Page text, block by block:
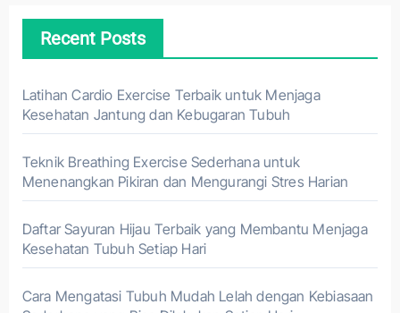
Recent Posts
Latihan Cardio Exercise Terbaik untuk Menjaga
Kesehatan Jantung dan Kebugaran Tubuh
Teknik Breathing Exercise Sederhana untuk
Menenangkan Pikiran dan Mengurangi Stres Harian
Daftar Sayuran Hijau Terbaik yang Membantu Menjaga
Kesehatan Tubuh Setiap Hari
Cara Mengatasi Tubuh Mudah Lelah dengan Kebiasaan